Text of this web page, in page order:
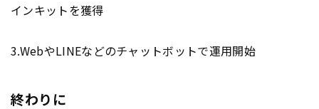
インキットを獲得
3.WebやLINEなどのチャットボットで運用開始
終わりに